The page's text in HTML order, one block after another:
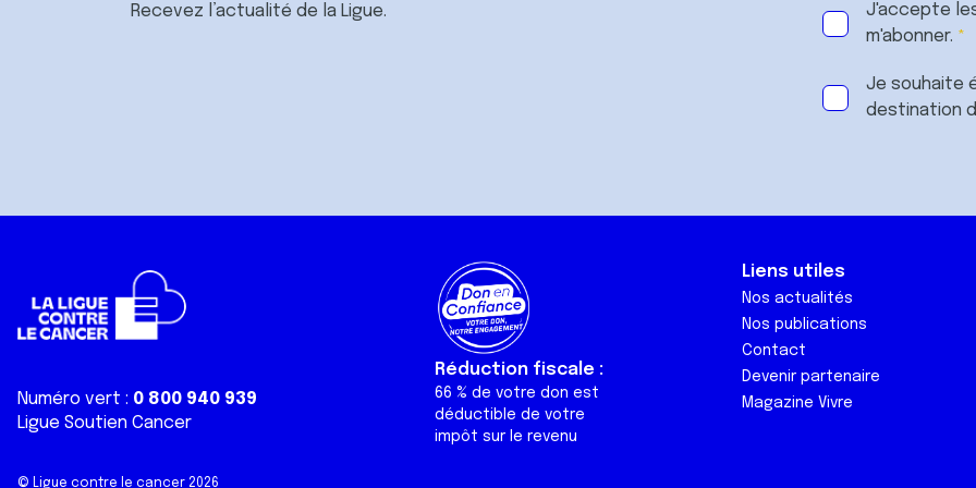
Recevez l’actualité de la Ligue. J'accepte
m'abonner.
Je souhaite
destination
Numéro vert : 0 800 940 939
Ligue Soutien Cancer
Réduction fiscale :
66 % de votre don est
déductible de votre
impôt sur le revenu
Liens utiles
Nos actualités
Nos publications
Contact
Devenir partenaire
Magazine Vivre
© Ligue contre le cancer 2026